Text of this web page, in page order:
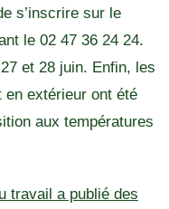
s’inscrire sur le
le 02 47 36 24 24.
et 28 juin. Enfin, les
en extérieur ont été
aux températures
travail a publié des